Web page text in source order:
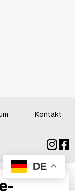
Kontakt
DE